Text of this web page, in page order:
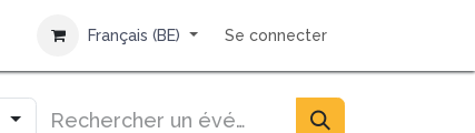
Français (BE) Se connecter